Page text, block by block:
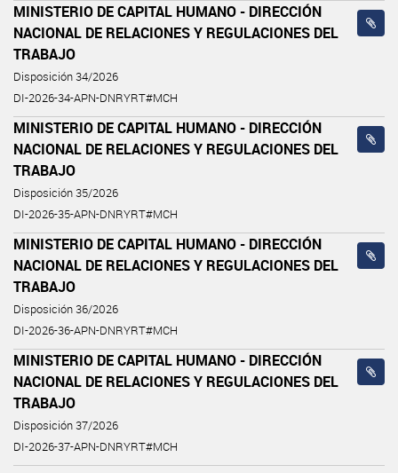
MINISTERIO DE CAPITAL HUMANO - DIRECCIÓN
NACIONAL DE RELACIONES Y REGULACIONES DEL
TRABAJO
Disposición 34/2026
DI-2026-34-APN-DNRYRT#MCH
MINISTERIO DE CAPITAL HUMANO - DIRECCIÓN
NACIONAL DE RELACIONES Y REGULACIONES DEL
TRABAJO
Disposición 35/2026
DI-2026-35-APN-DNRYRT#MCH
MINISTERIO DE CAPITAL HUMANO - DIRECCIÓN
NACIONAL DE RELACIONES Y REGULACIONES DEL
TRABAJO
Disposición 36/2026
DI-2026-36-APN-DNRYRT#MCH
MINISTERIO DE CAPITAL HUMANO - DIRECCIÓN
NACIONAL DE RELACIONES Y REGULACIONES DEL
TRABAJO
Disposición 37/2026
DI-2026-37-APN-DNRYRT#MCH